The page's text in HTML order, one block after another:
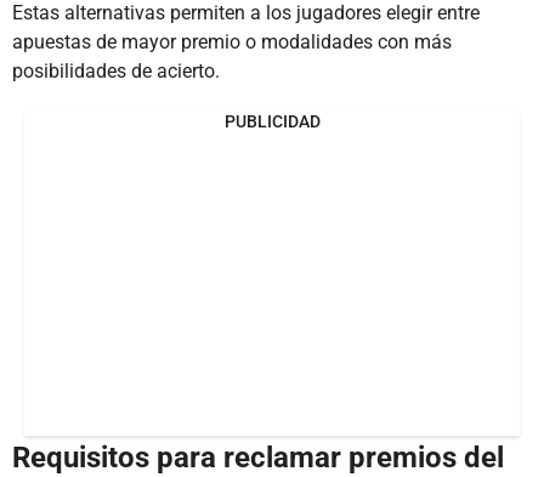
Estas alternativas permiten a los jugadores elegir entre
apuestas de mayor premio o modalidades con más
posibilidades de acierto.
PUBLICIDAD
Requisitos para reclamar premios del